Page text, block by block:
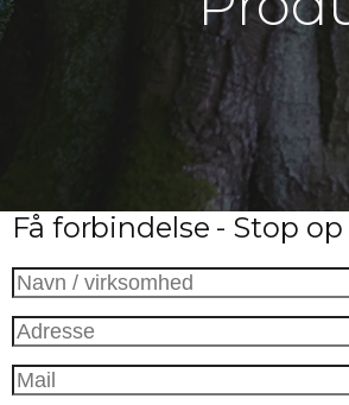
Få forbindelse - Stop